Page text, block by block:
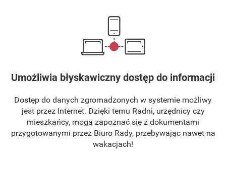
Umożliwia błyskawiczny dostęp do informacji
Dostęp do danych zgromadzonych w systemie możliwy
jest przez Internet. Dzięki temu Radni, urzędnicy czy
mieszkańcy, mogą zapoznać się z dokumentami
przygotowanymi przez Biuro Rady, przebywając nawet na
wakacjach!